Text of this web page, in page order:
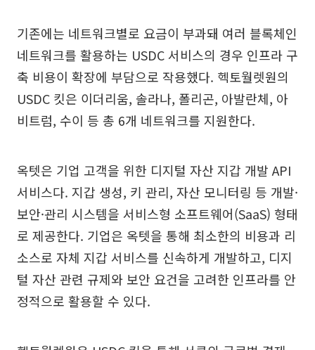
기존에는 네트워크별로 요금이 부과돼 여러 블록체인
네트워크를 활용하는 USDC 서비스의 경우 인프라 구
축 비용이 확장에 부담으로 작용했다. 헥토월렛원의
USDC 킷은 이더리움, 솔라나, 폴리곤, 아발란체, 아
비트럼, 수이 등 총 6개 네트워크를 지원한다.
옥텟은 기업 고객을 위한 디지털 자산 지갑 개발 API
서비스다. 지갑 생성, 키 관리, 자산 모니터링 등 개발·
보안·관리 시스템을 서비스형 소프트웨어(SaaS) 형태
로 제공한다. 기업은 옥텟을 통해 최소한의 비용과 리
소스로 자체 지갑 서비스를 신속하게 개발하고, 디지
털 자산 관련 규제와 보안 요건을 고려한 인프라를 안
정적으로 활용할 수 있다.